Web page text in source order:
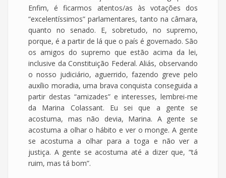
Enfim, é ficarmos atentos/as às votações dos
“excelentíssimos” parlamentares, tanto na câmara,
quanto no senado. E, sobretudo, no supremo,
porque, é a partir de lá que o país é governado. São
os amigos do supremo que estão acima da lei,
inclusive da Constituição Federal. Aliás, observando
o nosso judiciário, aguerrido, fazendo greve pelo
auxílio moradia, uma brava conquista conseguida a
partir destas “amizades” e interesses, lembrei-me
da Marina Colassant. Eu sei que a gente se
acostuma, mas não devia, Marina. A gente se
acostuma a olhar o hábito e ver o monge. A gente
se acostuma a olhar para a toga e não ver a
justiça. A gente se acostuma até a dizer que, “tá
ruim, mas tá bom”.